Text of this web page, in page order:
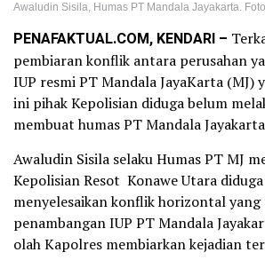
Awaludin Sisila, Humas PT Mandala Jayakarta.
PENAFAKTUAL.COM, KENDARI –
pembiaran konflik antara perusahan
IUP resmi PT Mandala JayaKarta (MJ)
ini pihak Kepolisian diduga belum
membuat humas PT Mandala
Awaludin Sisila selaku Humas PT MJ
Kepolisian Resot Konawe Utara
menyelesaikan konflik horizontal
penambangan IUP PT Mandala
olah Kapolres membiarkan kejadian